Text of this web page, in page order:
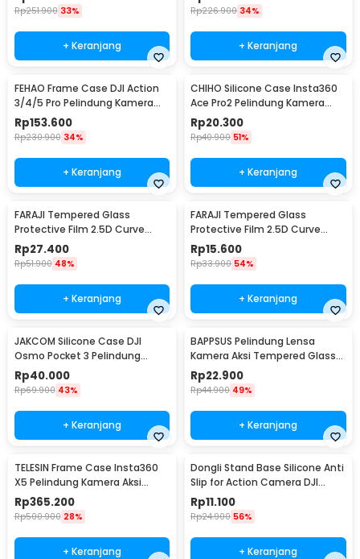
Rp251.900 33%
+ Keranjang
Rp226.900 34%
+ Keranjang
FEHAO Frame Case DJI Action
3/4/5 Pro Pelindung Kamera
Aksi Shockproof - F45
Rp153.600
Rp230.900 34%
+ Keranjang
CHIHO Silicone Case Insta360
Ace Pro2 Pelindung Kamera
Silikon - CH2
Rp20.300
Rp40.900 51%
+ Keranjang
FARAJI Tempered Glass
Protective Film 2.5D Curve
Insta360 Ace Pro2 - FR-25
Rp27.400
Rp51.900 48%
+ Keranjang
FARAJI Tempered Glass
Protective Film 2.5D Curve
Insta360 Ace Pro2 - FR-26
Rp15.600
Rp33.900 54%
+ Keranjang
JAKCOM Silicone Case DJI
Osmo Pocket 3 Pelindung
Kamera Silikon - JK-30
Rp40.000
Rp69.900 43%
+ Keranjang
BAPPSUS Pelindung Lensa
Kamera Aksi Tempered Glass
for Insta360 GO3s - BPS-30
Rp22.900
Rp44.900 49%
+ Keranjang
TELESIN Frame Case Insta360
X5 Pelindung Kamera Aksi
Cage Protection - S6-FMS-19-
TIS
Rp365.200
Rp500.900 28%
+ Keranjang
Dongli Stand Base Silicone Anti
Slip for Action Camera DJI
Pocket 3 - D-50
Rp11.100
Rp24.900 56%
+ Keranjang